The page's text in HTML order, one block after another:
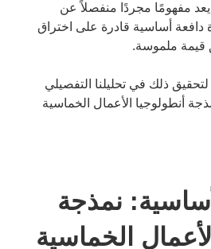
يعد مفهومًا مجردًا منفصلاً عن
دافعة أساسية قادرة على اختراق
قيمة ملموسة.
ذلك في تحليلنا التفصيلي
أنطولوجيا الأعمال الخماسية
نمذجة
الخماسية